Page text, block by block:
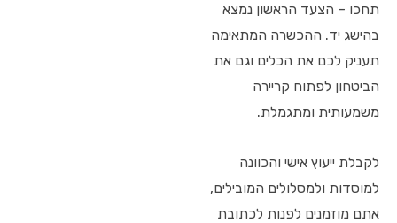
תחכו – הצעד הראשון נמצא
בהישג יד. ההכשרה המתאימה
תעניק לכם את הכלים וגם את
הביטחון לפתוח קריירה
משמעותית ומתגמלת.
לקבלת ייעוץ אישי והכוונה
למוסדות ולמסלולים המובילים,
אתם מוזמנים לפנות לכתובת